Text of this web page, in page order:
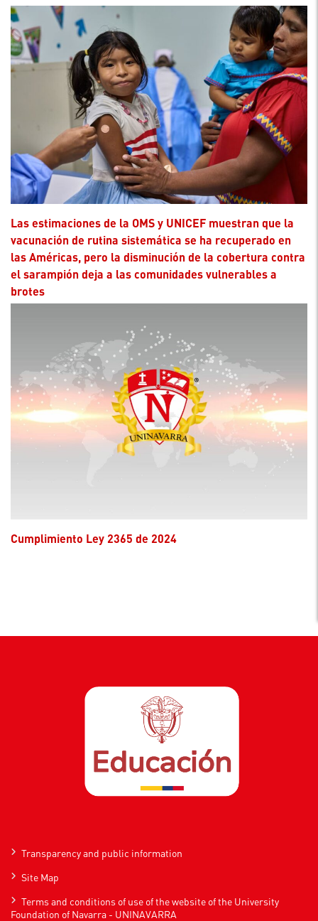
Las estimaciones de la OMS y UNICEF muestran que la
vacunación de rutina sistemática se ha recuperado en
las Américas, pero la disminución de la cobertura contra
el sarampión deja a las comunidades vulnerables a
brotes
Cumplimiento Ley 2365 de 2024
Transparency and public information
Site Map
Terms and conditions of use of the website of the University
Foundation of Navarra - UNINAVARRA